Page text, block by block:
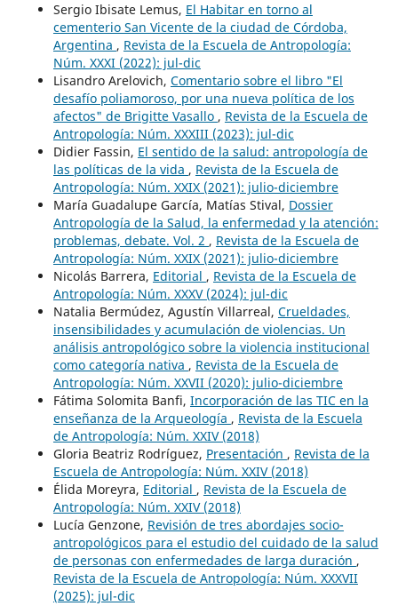
Sergio Ibisate Lemus, El Habitar en torno al
cementerio San Vicente de la ciudad de Córdoba,
Argentina , Revista de la Escuela de Antropología:
Núm. XXXI (2022): jul-dic
Lisandro Arelovich, Comentario sobre el libro "El
desafío poliamoroso, por una nueva política de los
afectos" de Brigitte Vasallo , Revista de la Escuela de
Antropología: Núm. XXXIII (2023): jul-dic
Didier Fassin, El sentido de la salud: antropología de
las políticas de la vida , Revista de la Escuela de
Antropología: Núm. XXIX (2021): julio-diciembre
María Guadalupe García, Matías Stival, Dossier
Antropología de la Salud, la enfermedad y la atención:
problemas, debate. Vol. 2 , Revista de la Escuela de
Antropología: Núm. XXIX (2021): julio-diciembre
Nicolás Barrera, Editorial , Revista de la Escuela de
Antropología: Núm. XXXV (2024): jul-dic
Natalia Bermúdez, Agustín Villarreal, Crueldades,
insensibilidades y acumulación de violencias. Un
análisis antropológico sobre la violencia institucional
como categoría nativa , Revista de la Escuela de
Antropología: Núm. XXVII (2020): julio-diciembre
Fátima Solomita Banfi, Incorporación de las TIC en la
enseñanza de la Arqueología , Revista de la Escuela
de Antropología: Núm. XXIV (2018)
Gloria Beatriz Rodríguez, Presentación , Revista de la
Escuela de Antropología: Núm. XXIV (2018)
Élida Moreyra, Editorial , Revista de la Escuela de
Antropología: Núm. XXIV (2018)
Lucía Genzone, Revisión de tres abordajes socio-
antropológicos para el estudio del cuidado de la salud
de personas con enfermedades de larga duración ,
Revista de la Escuela de Antropología: Núm. XXXVII
(2025): jul-dic